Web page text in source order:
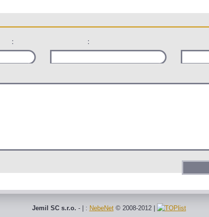
: :
Jemil SC s.r.o. - | : NebeNet © 2008-2012